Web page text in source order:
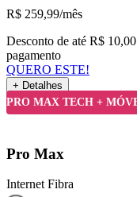
R$ 259,99/mês
Desconto de até R$
pagamento
QUERO ESTE!
+ Detalhes
PRO MAX TECH +
Pro Max
Internet Fibra